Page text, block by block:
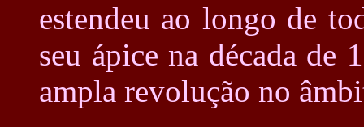
estendeu ao longo de
seu ápice na década de
ampla revolução no